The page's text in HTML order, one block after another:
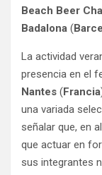
Beach Beer
Badalona (
La actividad
presencia en el
Nantes (Francia
una variada
señalar que, en
que actuar en
sus integrantes